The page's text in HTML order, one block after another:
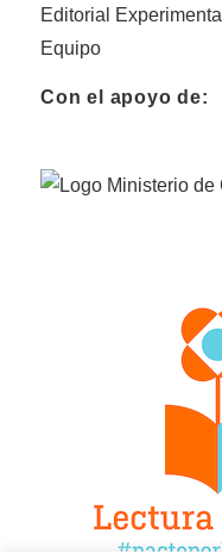
Editorial Experimenta
Equipo
Con el apoyo de: